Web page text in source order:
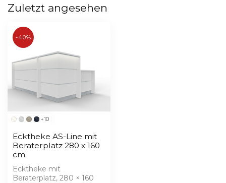
Zuletzt angesehen
+10
-40%
Ecktheke AS-Line mit
Beraterplatz 280 x 160
cm
Ecktheke mit
Beraterplatz, 280 × 160